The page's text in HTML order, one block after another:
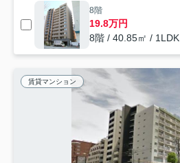
8階
19.8万円
8階 / 40.85㎡ / 1LDK
賃貸マンション